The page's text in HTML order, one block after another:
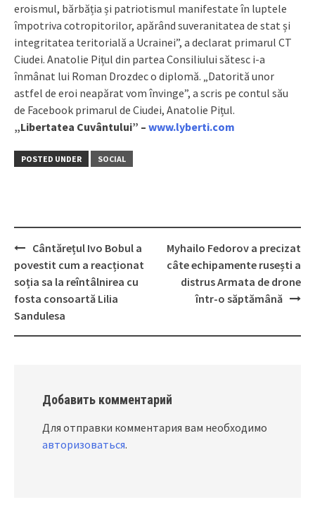
eroismul, bărbăția și patriotismul manifestate în luptele
împotriva cotropitorilor, apărând suveranitatea de stat și
integritatea teritorială a Ucrainei”, a declarat primarul CT
Ciudei. Anatolie Pițul din partea Consiliului sătesc i-a
înmânat lui Roman Drozdec o diplomă. „Datorită unor
astfel de eroi neapărat vom învinge”, a scris pe contul său
de Facebook primarul de Ciudei, Anatolie Pițul.
„Libertatea Cuvântului” – www.lyberti.com
POSTED UNDER SOCIAL
Post
navigation
Сântărețul Ivo Bobul a
povestit cum a reacționat
soția sa la reîntâlnirea cu
fosta consoartă Lilia
Sandulesa
Myhailo Fedorov a precizat
câte echipamente rusești a
distrus Armata de drone
într-o săptămână
Добавить комментарий
Для отправки комментария вам необходимо
авторизоваться.